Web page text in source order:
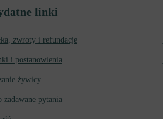
linki
zwroty i refundacje
i postanowienia
żywicy
zadawane pytania